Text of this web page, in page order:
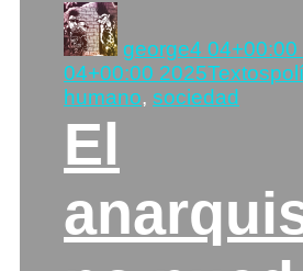
Autor
george
el
4 04+00:00
04+00:00 2025Textos
humano, sociedad
El